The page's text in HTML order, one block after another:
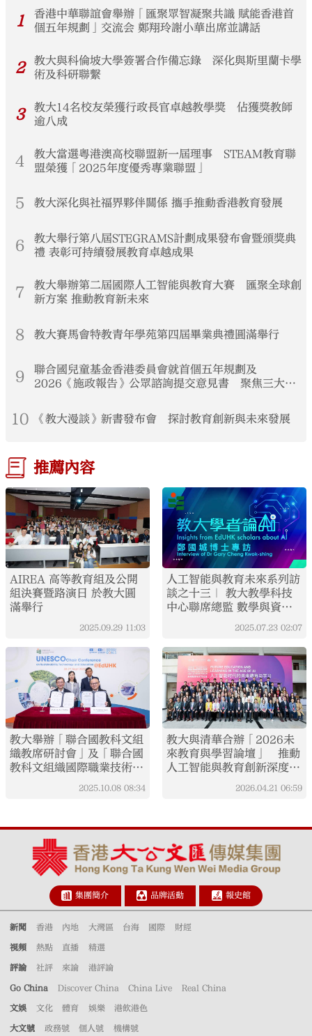
1
香港中華聯誼會舉辦「匯聚眾智凝聚共識 賦能香港首
個五年規劃」交流会 鄭翔玲謝小華出席並講話
2
教大與科倫坡大學簽署合作備忘錄 深化與斯里蘭卡學
術及科研聯繫
3
教大14名校友榮獲行政長官卓越教學獎 佔獲獎教師
逾八成
4
教大當選粵港澳高校聯盟新一屆理事 STEAM教育聯
盟榮獲「2025年度優秀專業聯盟」
5 教大深化與社福界夥伴關係 攜手推動香港教育發展
6
教大舉行第八屆STEGRAMS計劃成果發布會暨頒獎典
禮 表彰可持續發展教育卓越成果
7
教大舉辦第二屆國際人工智能與教育大賽 匯聚全球創
新方案 推動教育新未來
8 教大賽馬會特教青年學苑第四屆畢業典禮圓滿舉行
9
聯合國兒童基金香港委員會就首個五年規劃及
2026《施政報告》公眾諮詢提交意見書 聚焦三大支
10 《教大漫談》新書發布會 探討教育創新與未來發展
推薦內容
AIREA 高等教育組及公開
組決賽暨路演日 於教大圓
滿舉行
2025.09.29 11:03
人工智能與教育未來系列訪
談之十三｜ 教大教學科技
中心聯席總監 數學與資訊
科技學系副教授鄭國城博
教師更專注與學生深度互動
2025.07.23 02:07
教大舉辦「聯合國教科文組
織教席研討會」及「聯合國
教科文組織國際職業技術教
育培訓中心協作項目會議」
聚焦可持續發展、科技與教
2025.10.08 08:34
教大與清華合辦「2026未
來教育與學習論壇」 推動
人工智能與教育創新深度融
2026.04.21 06:59
集團簡介 品牌活動 報史館
新聞 香港 內地 大灣區 台海 國際 財經
視頻 熱點 直播 精選
評論 社評 來論 港評論
Go China Discover China China Live Real China
文娛 文化 體育 娛樂 港飲港色
大文號 政務號 個人號 機構號